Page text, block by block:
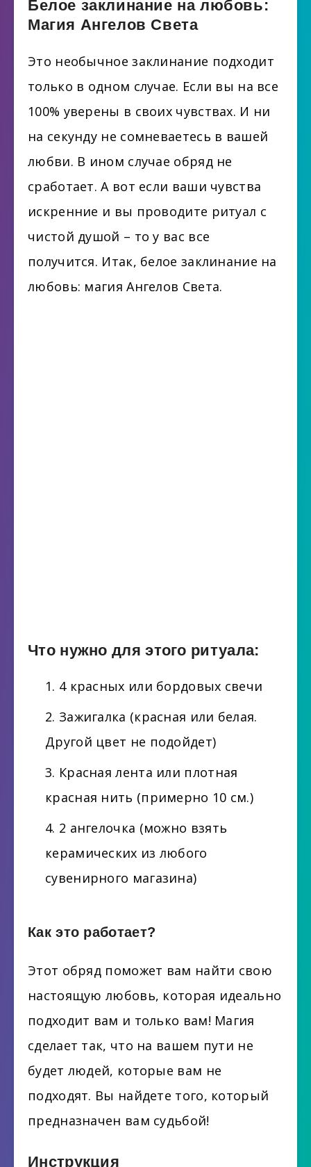
Белое заклинание на любовь:
Магия Ангелов Света
Это необычное заклинание подходит
только в одном случае. Если вы на все
100% уверены в своих чувствах. И ни
на секунду не сомневаетесь в вашей
любви. В ином случае обряд не
сработает. А вот если ваши чувства
искренние и вы проводите ритуал с
чистой душой – то у вас все
получится. Итак, белое заклинание на
любовь: магия Ангелов Света.
Что нужно для этого ритуала:
4 красных или бордовых свечи
Зажигалка (красная или белая.
Другой цвет не подойдет)
Красная лента или плотная
красная нить (примерно 10 см.)
2 ангелочка (можно взять
керамических из любого
сувенирного магазина)
Как это работает?
Этот обряд поможет вам найти свою
настоящую любовь, которая идеально
подходит вам и только вам! Магия
сделает так, что на вашем пути не
будет людей, которые вам не
подходят. Вы найдете того, который
предназначен вам судьбой!
Инструкция